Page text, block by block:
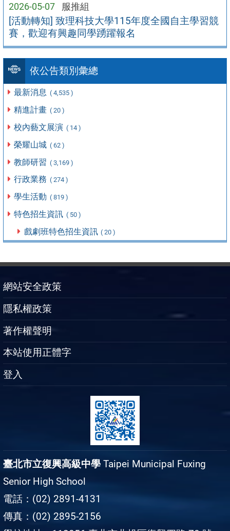
2026-05-07 服推組
[活動轉知] 致理科技大學115年度全國自主學習競
賽，歡迎有興趣同學踴躍報名
依公告類別彙總
最新消息 ( 4,535 )
精進計畫 ( 20 )
校內藝文展演 ( 14 )
榮耀山城 ( 62 )
教師研習 ( 3,169 )
行政業務 ( 274 )
學生活動 ( 819 )
特色招生資訊 ( 50 )
戲劇班特色招生資訊 ( 20 )
網站安全政策
隱私權政策
著作權聲明
本站使用正體字
登入
臺北市立復興高級中學 Taipei Municipal Fuxing
Senior High School
電話：(02) 2891-4131
傳真：(02) 2895-2156